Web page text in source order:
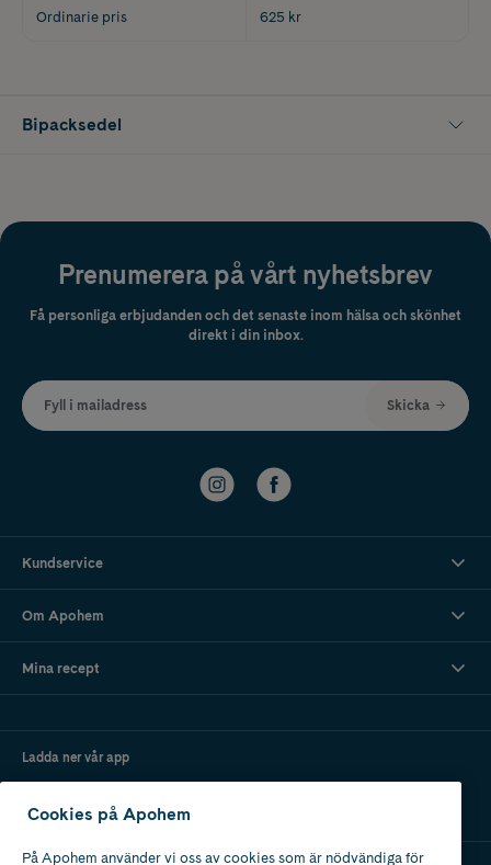
Ordinarie pris 625 kr
Bipacksedel
Prenumerera på vårt nyhetsbrev
Få personliga erbjudanden och det senaste inom hälsa och skönhet
direkt i din inbox.
Fyll i mailadress Skicka
Kundservice
Om Apohem
Mina recept
Ladda ner vår app
Cookies på Apohem
På Apohem använder vi oss av cookies som är nödvändiga för